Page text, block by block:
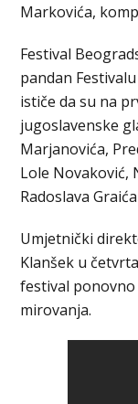
Markovića,
Festival
pandan
ističe da su na
jugoslavenske
Marjanovića,
Lole Novaković,
Radoslava
Umjetnički
Klanšek u
festival
mirovanja.